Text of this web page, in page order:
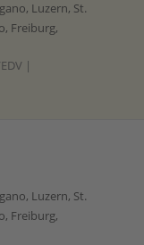
Luzern, St.
Freiburg,
|
Luzern, St.
Freiburg,